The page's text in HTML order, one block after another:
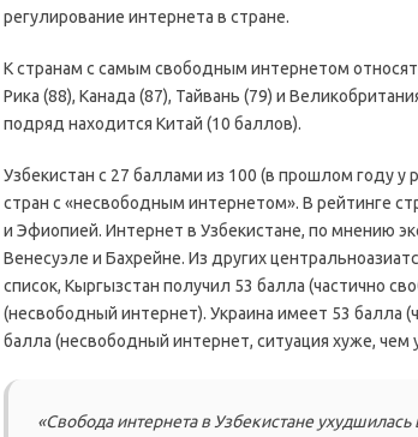
регулирование интернета в стране.
К странам с самым свободным интернетом
Рика (88), Канада (87), Тайвань (79) и
подряд находится Китай (10 баллов).
Узбекистан с 27 баллами из 100 (в прошлом году у
стран с «несвободным интернетом». В рейтинге
и Эфиопией. Интернет в Узбекистане, по мнению
Венесуэле и Бахрейне. Из других
список, Кыргызстан получил 53 балла (частично
(несвободный интернет). Украина имеет 53 балла
балла (несвободный интернет, ситуация хуже, чем
«Свобода интернета в Узбекистане